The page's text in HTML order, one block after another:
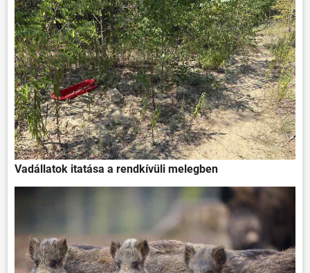
Vadállatok itatása a rendkívüli melegben